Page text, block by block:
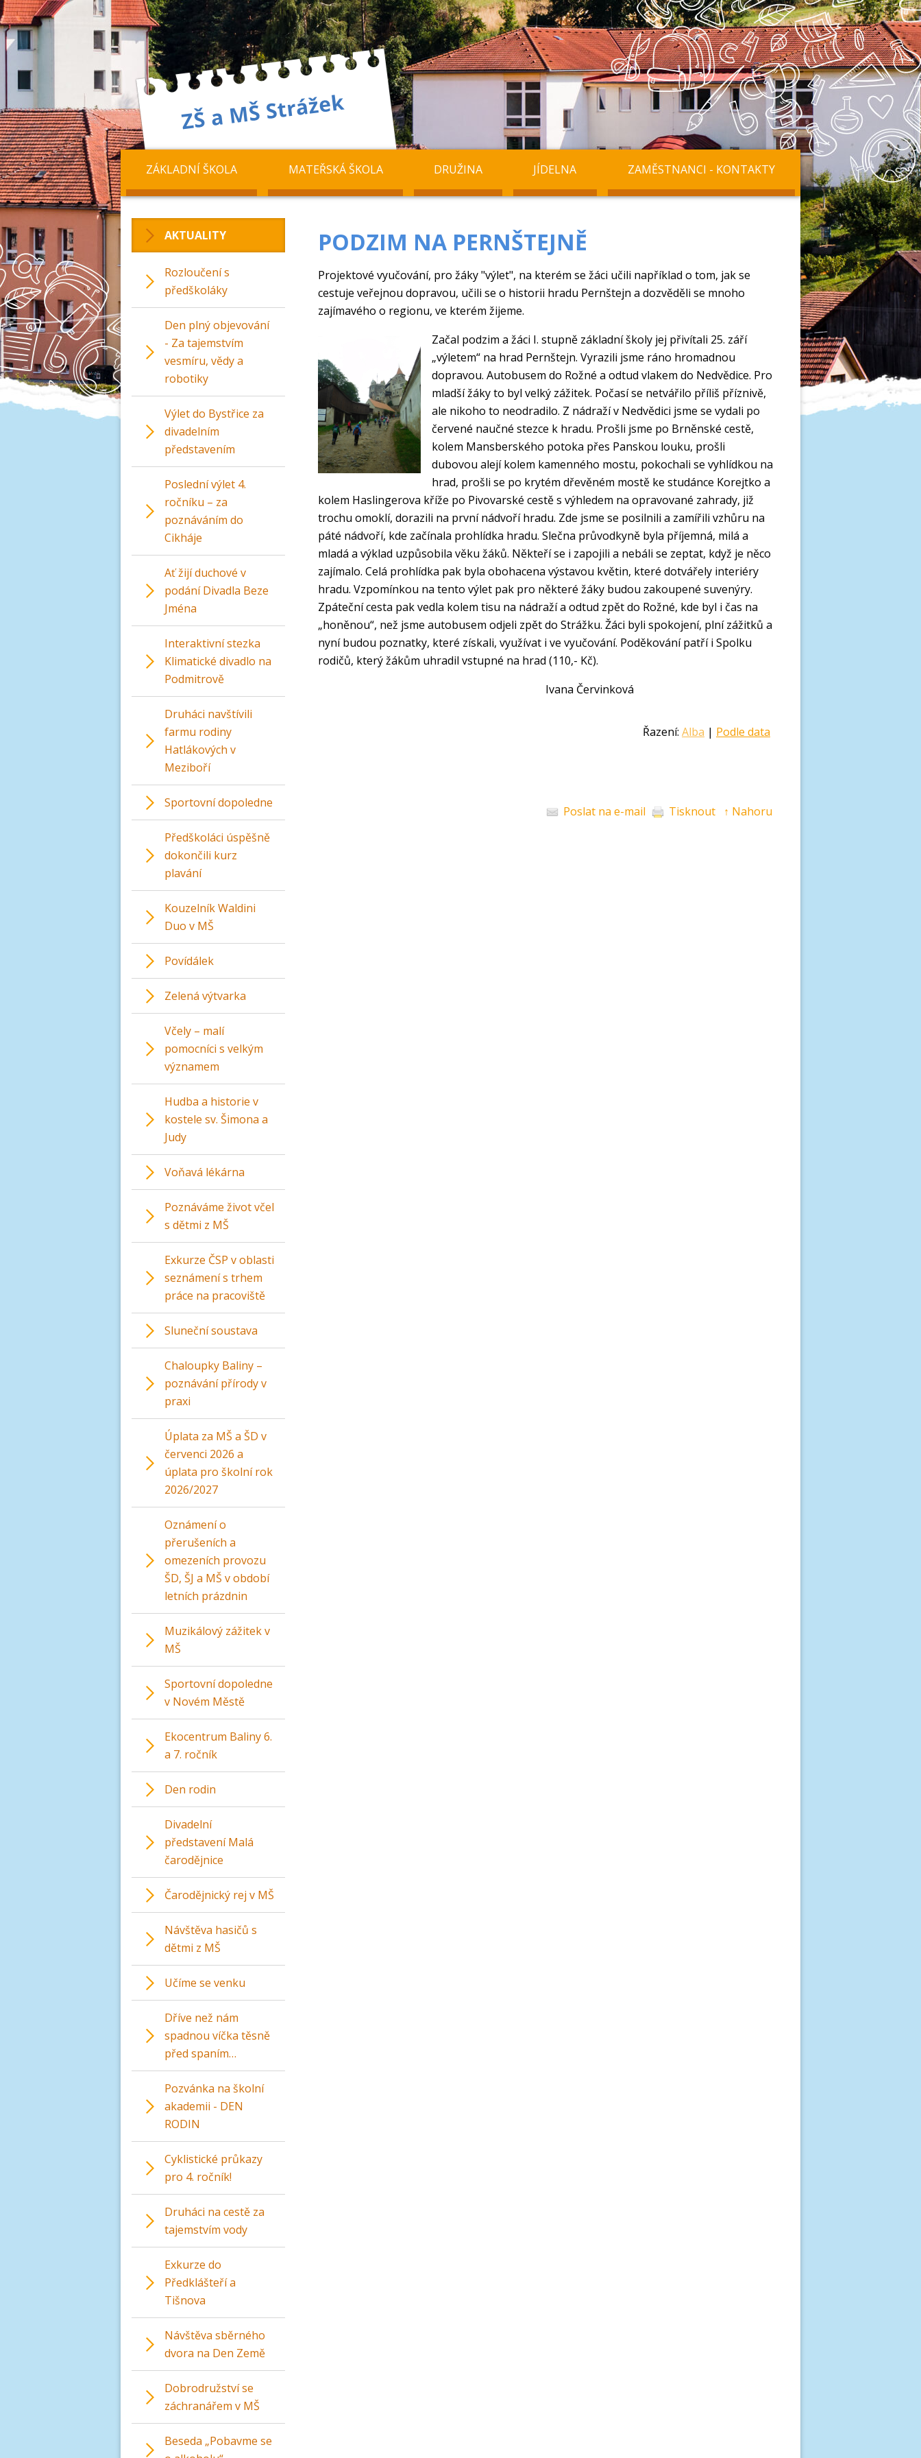
ZÁKLADNÍ ŠKOLA MATEŘSKÁ ŠKOLA DRUŽINA JÍDELNA ZAMĚSTNANCI - KONTAKTY
PODZIM NA PERNŠTEJNĚ
Projektové vyučování, pro žáky "výlet", na kterém se žáci učili například o tom, jak se
cestuje veřejnou dopravou, učili se o historii hradu Pernštejn a dozvěděli se mnoho
zajímavého o regionu, ve kterém žijeme.
Začal podzim a žáci I. stupně základní školy jej přivítali 25. září
„výletem“ na hrad Pernštejn. Vyrazili jsme ráno hromadnou
dopravou. Autobusem do Rožné a odtud vlakem do Nedvědice. Pro
mladší žáky to byl velký zážitek. Počasí se netvářilo příliš příznivě,
ale nikoho to neodradilo. Z nádraží v Nedvědici jsme se vydali po
červené naučné stezce k hradu. Prošli jsme po Brněnské cestě,
kolem Mansberského potoka přes Panskou louku, prošli
dubovou alejí kolem kamenného mostu, pokochali se vyhlídkou na
hrad, prošli se po krytém dřevěném mostě ke studánce Korejtko a
kolem Haslingerova kříže po Pivovarské cestě s výhledem na opravované zahrady, již
trochu omoklí, dorazili na první nádvoří hradu. Zde jsme se posilnili a zamířili vzhůru na
páté nádvoří, kde začínala prohlídka hradu. Slečna průvodkyně byla příjemná, milá a
mladá a výklad uzpůsobila věku žáků. Někteří se i zapojili a nebáli se zeptat, když je něco
zajímalo. Celá prohlídka pak byla obohacena výstavou květin, které dotvářely interiéry
hradu. Vzpomínkou na tento výlet pak pro některé žáky budou zakoupené suvenýry.
Zpáteční cesta pak vedla kolem tisu na nádraží a odtud zpět do Rožné, kde byl i čas na
„honěnou“, než jsme autobusem odjeli zpět do Strážku. Žáci byli spokojení, plní zážitků a
nyní budou poznatky, které získali, využívat i ve vyučování. Poděkování patří i Spolku
rodičů, který žákům uhradil vstupné na hrad (110,- Kč).
Ivana Červinková
Řazení: Alba | Podle data
Poslat na e-mail Tisknout ↑ Nahoru
AKTUALITY
Rozloučení s
předškoláky
Den plný objevování
- Za tajemstvím
vesmíru, vědy a
robotiky
Výlet do Bystřice za
divadelním
představením
Poslední výlet 4.
ročníku – za
poznáváním do
Cikháje
Ať žijí duchové v
podání Divadla Beze
Jména
Interaktivní stezka
Klimatické divadlo na
Podmitrově
Druháci navštívili
farmu rodiny
Hatlákových v
Meziboří
Sportovní dopoledne
Předškoláci úspěšně
dokončili kurz
plavání
Kouzelník Waldini
Duo v MŠ
Povídálek
Zelená výtvarka
Včely – malí
pomocníci s velkým
významem
Hudba a historie v
kostele sv. Šimona a
Judy
Voňavá lékárna
Poznáváme život včel
s dětmi z MŠ
Exkurze ČSP v oblasti
seznámení s trhem
práce na pracoviště
Sluneční soustava
Chaloupky Baliny –
poznávání přírody v
praxi
Úplata za MŠ a ŠD v
červenci 2026 a
úplata pro školní rok
2026/2027
Oznámení o
přerušeních a
omezeních provozu
ŠD, ŠJ a MŠ v období
letních prázdnin
Muzikálový zážitek v
MŠ
Sportovní dopoledne
v Novém Městě
Ekocentrum Baliny 6.
a 7. ročník
Den rodin
Divadelní
představení Malá
čarodějnice
Čarodějnický rej v MŠ
Návštěva hasičů s
dětmi z MŠ
Učíme se venku
Dříve než nám
spadnou víčka těsně
před spaním…
Pozvánka na školní
akademii - DEN
RODIN
Cyklistické průkazy
pro 4. ročník!
Druháci na cestě za
tajemstvím vody
Exkurze do
Předklášteří a
Tišnova
Návštěva sběrného
dvora na Den Země
Dobrodružství se
záchranářem v MŠ
Beseda „Pobavme se